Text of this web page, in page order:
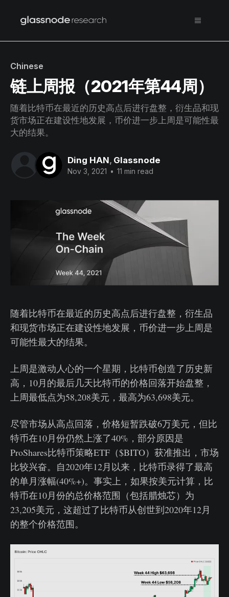
Chinese
链上周报（2021年第44周）
随着比特币在最近的历史高点后进行盘整，衍生品和现
货市场正在建设性地发展，币价进一步上周是可能性最
大的结果。
Ding HAN, Glassnode
Nov 3, 2021 • 11 min read
随着比特币在最近的历史高点后进行盘整，衍生品
和现货市场正在建设性地发展，币价进一步上周是
可能性最大的结果。
上周是激动人心的一个星期，比特币创造了历史新
高，10月的最后几天比特币的价格回落开始盘整，
上周最低点为58,208美元，最高为63,698美元。
尽管市场从高点回落，价格短暂跌破6万美元，但比
特币在10月份仍然上涨了40%，部分原因是
ProShares比特币策略ETF（$BITO）获准推出，市场
比较兴奋。自2020年12月以来，比特币录得了最高
的单月涨幅(40%+)。事实上，如果按美元计算，比
特币在10月份的总价格范围（包括腊烛芯）为
23,205美元，这超过了比特币从创世到2020年12月
的整个价格范围。